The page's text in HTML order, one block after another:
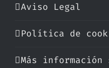
Aviso Legal
Política de
Más